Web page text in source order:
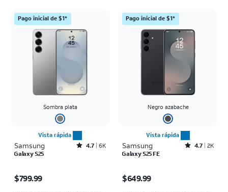
Pago inicial de $1*
Sombra plata
Vista rápida
Samsung Rated4.7out of 5 stars with6473reviews
4.7 6K
Galaxy S25
$799.99
Pago inicial de $1*
Negro azabache
Vista rápida
Samsung Rated4.7out of 5 stars with2543reviews
4.7 2K
Galaxy S25 FE
$649.99